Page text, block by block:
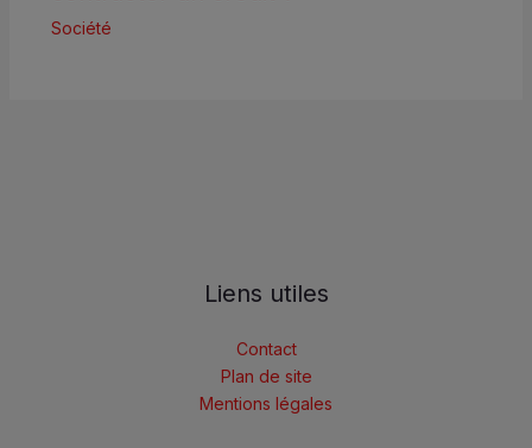
Société
Liens utiles
Contact
Plan de site
Mentions légales